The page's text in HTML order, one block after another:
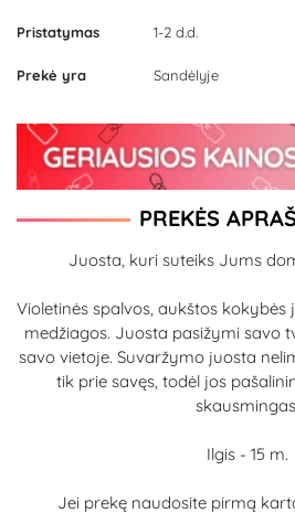
Pristatymas 1-2 d.d.
Prekė yra Sandėlyje
PREKĖS
Juosta, kuri suteiks Jums
Violetinės spalvos, aukštos
medžiagos. Juosta pasižymi savo
savo vietoje. Suvaržymo juosta
tik prie savęs, todėl jos
Ilgis - 15 m.
Jei prekę naudosite pirmą